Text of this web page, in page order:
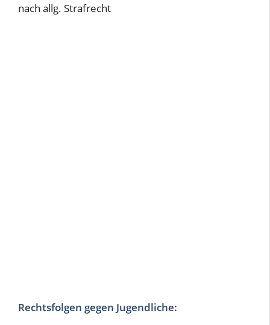
nach allg. Strafrecht
Rechtsfolgen gegen Jugendliche: